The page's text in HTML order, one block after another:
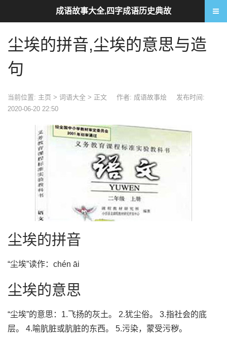
尘埃的拼音,尘埃的意思与造
句
当前位置: 主页 > 词语大全 > 正文 作者: 成语故事烩
发布时间:
2020-06-20 22:50
尘埃的拼音
“尘埃”读作：chén āi
尘埃的意思
“尘埃”的意思：1.飞扬的灰土。 2.犹尘俗。 3.指社会的底
层。 4.喻肮脏或肮脏的东西。 5.污染，蒙受污秽。
成语故事大全,四字成语历史典故